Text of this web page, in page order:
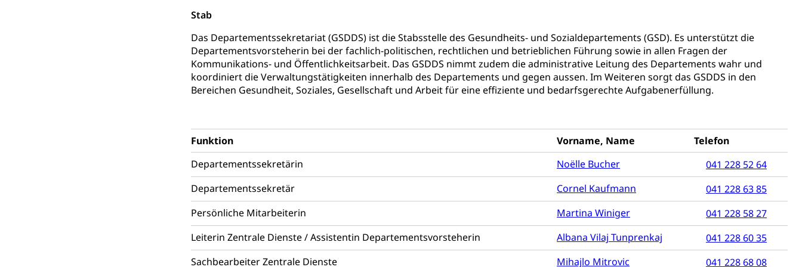
Stab
Das Departementssekretariat (GSDDS) ist die Stabsstelle des Gesundheits- und Sozialdepartements (GSD). Es unterstützt die
Departementsvorsteherin bei der fachlich-politischen, rechtlichen und betrieblichen Führung sowie in allen Fragen der
Kommunikations- und Öffentlichkeitsarbeit. Das GSDDS nimmt zudem die administrative Leitung des Departements wahr und
koordiniert die Verwaltungstätigkeiten innerhalb des Departements und gegen aussen. Im Weiteren sorgt das GSDDS in den
Bereichen Gesundheit, Soziales, Gesellschaft und Arbeit für eine effiziente und bedarfsgerechte Aufgabenerfüllung.
Funktion Vorname, Name
Telefon
Departementssekretärin
Noëlle Bucher
041 228 52 64
Departementssekretär
Cornel Kaufmann
041 228 63 85
Persönliche Mitarbeiterin
Martina Winiger
041 228 58 27
Leiterin Zentrale Dienste / Assistentin Departementsvorsteherin
Albana Vilaj Tunprenkaj
041 228 60 35
Sachbearbeiter Zentrale Dienste
Mihajlo Mitrovic 041 228 68 08
Jagdausweis, Fischereiausweis Strafregisterauszug bestellen
Waffen, Sprengstoffe und Pyrotechnik
Reisepass, Identitätskarte
Strassenverkehrsamt (Führerausweis, Fahrzeugausweis) Namensänderungen
Einbürgerung
Nationalität, Staatsangehörigkeit, Staatsbürgerschaft, Bürgerrecht, Erwerb des Bürgerrechts, Verlust des Bürgerrechts,
Einbürgerungsverfahren
Einbürgerungen
Geburt
Familienzulagen (WAS Luzern) Schwangerschaft / Geburt (gruezi.lu.ch)
Kinder und Jugendliche
Mündigkeit, Kindesschutz, Jugendschutz
Kinder- und Jugendförderung Psychische Gesundheit IV für Kinder und Jugendliche (WAS Luzern)
Pflege / Pflegeheim
Hauspflege, spitalexterne Pflege, Spitex
Betreuende Angehörige Pflegeheimliste und freie Pflegeplätze Betreuung von Angehörigen (WAS Luzern)
Religion
Kirche, Gottesdienst, Seelsorge, Religionsgemeinschaft